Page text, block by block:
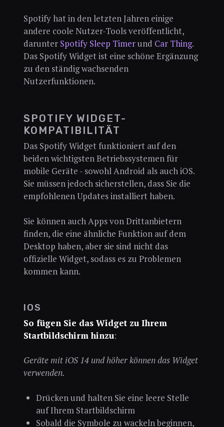
Spotify hat in den letzten Jahren einige
andere coole Nutzer-Tools veröffentlicht,
darunter Spotify Sleep Timerund Car Thing.
Das Spotify Widget ist eine schöne Ergänzung
zu den ständig wachsenden
Nutzerfunktionen.
SPOTIFY WIDGET-
KOMPATIBILITÄT
Das Spotify Widget funktioniert auf den
beiden wichtigsten Betriebssystemen für
mobile Geräte - sowohl Android als auch iOS.
Sie müssen jedoch sicherstellen, dass Sie die
empfohlenen Updates installiert haben.
Sie können auch Apps von Drittanbietern
finden, die eine ähnliche Funktion auf dem
Desktop haben, aber sie sind nicht das
offizielle Widget, sodass es zu Problemen
kommen kann.
IOS
So fügen Sie das Widget zu Ihrem
Startbildschirm hinzu:
Geräte mit iOS 14 und höher können das Widget
verwenden.
Drücken und halten Sie eine leere Stelle
auf Ihrem Startbildschirm
Sobald die Symbole zu wackeln beginnen,